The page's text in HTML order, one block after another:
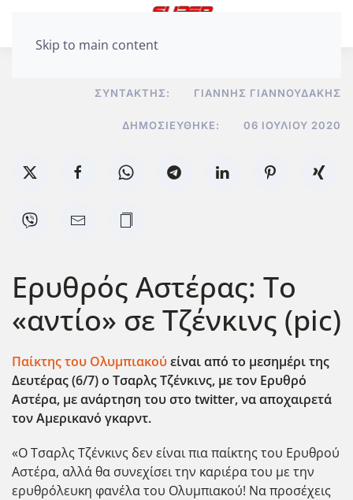
Skip to main content
ΣΥΝΤΆΚΤΗΣ: ΓΙΆΝΝΗΣ ΓΙΑΝΝΟΥΔΆΚΗΣ
ΔΗΜΟΣΙΕΎΘΗΚΕ: 06 ΙΟΥΛΊΟΥ 2020
Ερυθρός Αστέρας: Το
«αντίο» σε Τζένκινς (pic)
Παίκτης του Ολυμπιακούείναι από το μεσημέρι της
Δευτέρας (6/7) ο Τσαρλς Τζένκινς, με τον Ερυθρό
Αστέρα, με ανάρτηση του στο twitter,να αποχαιρετά
τον Αμερικανό γκαρντ.
«Ο Τσαρλς Τζένκινς δεν είναι πια παίκτης του Ερυθρού
Αστέρα, αλλά θα συνεχίσει την καριέρα του με την
ερυθρόλευκη φανέλα του Ολυμπιακού! Να προσέχεις